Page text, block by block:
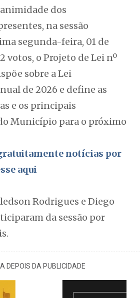
dos
na sessão
segunda-feira, 01 de
votos, o Projeto de Lei nº
sobre a Lei
de 2026 e define as
e os principais
Município para o próximo
notícias por
aqui
Rodrigues e Diego
da sessão por
DEPOIS DA PUBLICIDADE